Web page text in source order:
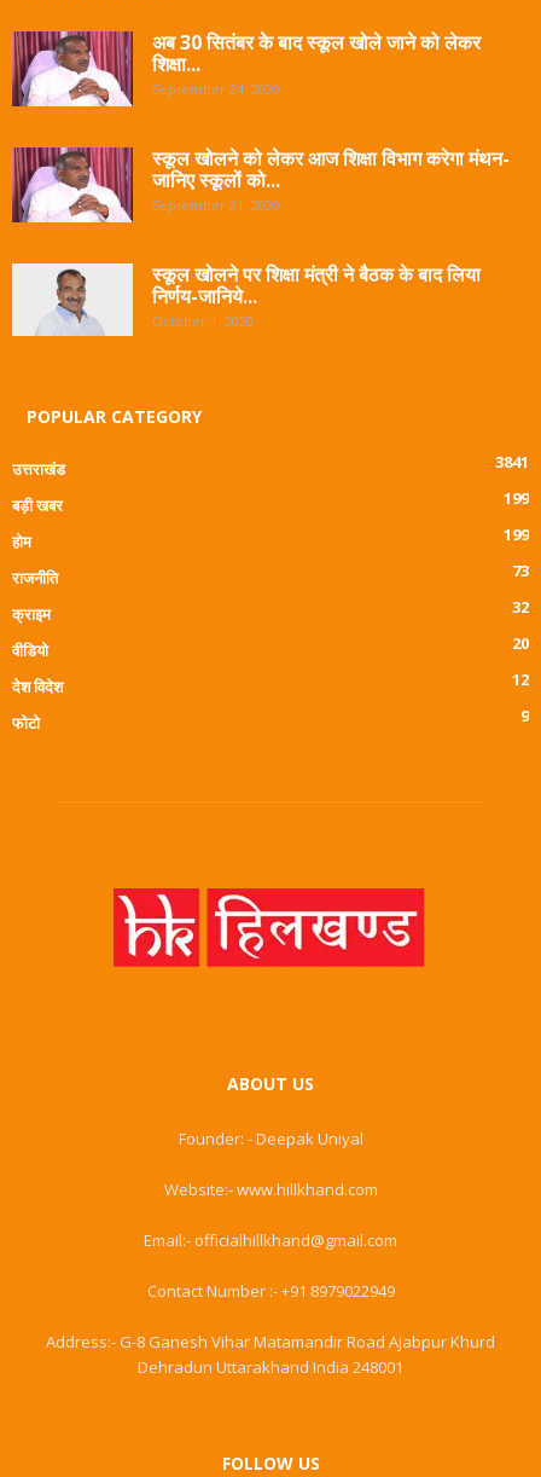
अब 30 सितंबर के बाद स्कूल खोले जाने को लेकर
शिक्षा...
September 24, 2020
स्कूल खोलने को लेकर आज शिक्षा विभाग करेगा मंथन-
जानिए स्कूलों को...
September 21, 2020
स्कूल खोलने पर शिक्षा मंत्री ने बैठक के बाद लिया
निर्णय-जानिये...
October 1, 2020
POPULAR CATEGORY
उत्तराखंड
3841
बड़ी खबर
199
होम
199
राजनीति
73
क्राइम
32
वीडियो
20
देश विदेश
12
फोटो
9
ABOUT US
Founder: - Deepak Uniyal
Website:- www.hillkhand.com
Email:- officialhillkhand@gmail.com
Contact Number :- +91 8979022949
Address:- G-8 Ganesh Vihar Matamandir Road Ajabpur Khurd
Dehradun Uttarakhand India 248001
FOLLOW US